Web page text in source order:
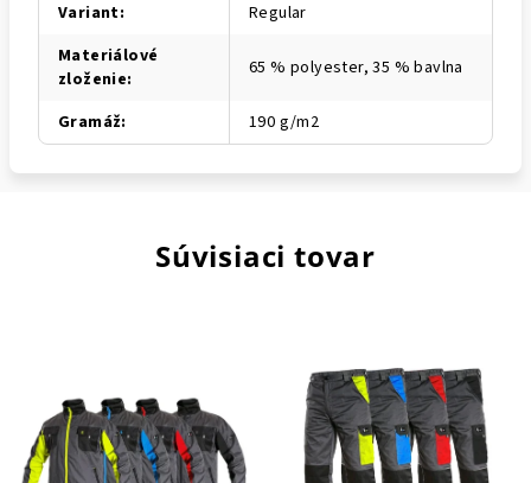
Variant:
Regular
Materiálové
zloženie: 65 % polyester, 35 % bavlna
Gramáž: 190 g/m2
Súvisiaci tovar